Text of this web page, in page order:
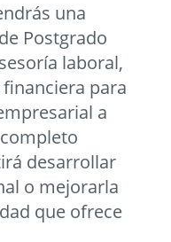
una
Postgrado
laboral,
para
a
desarrollar
o mejorarla
que ofrece